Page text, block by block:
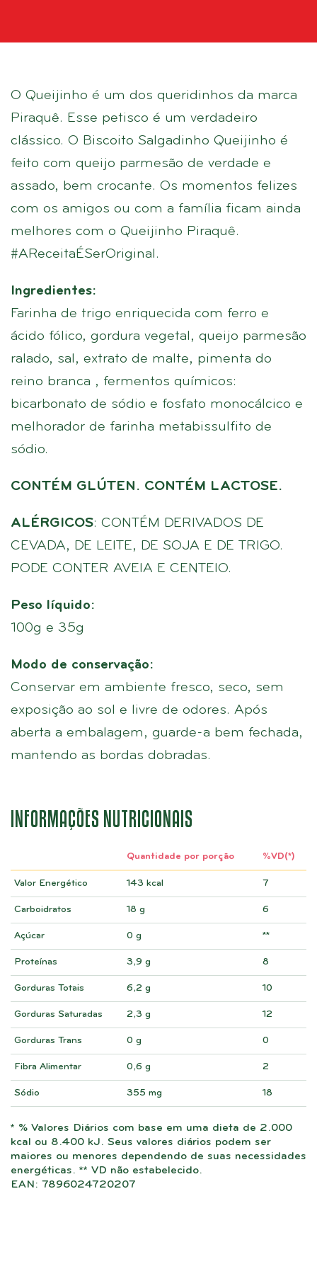
O Queijinho é um dos queridinhos da marca
Piraquê. Esse petisco é um verdadeiro
clássico. O Biscoito Salgadinho Queijinho é
feito com queijo parmesão de verdade e
assado, bem crocante. Os momentos felizes
com os amigos ou com a família ficam ainda
melhores com o Queijinho Piraquê.
#AReceitaÉSerOriginal.
Ingredientes:
Farinha de trigo enriquecida com ferro e
ácido fólico, gordura vegetal, queijo parmesão
ralado, sal, extrato de malte, pimenta do
reino branca , fermentos químicos:
bicarbonato de sódio e fosfato monocálcico e
melhorador de farinha metabissulfito de
sódio.
CONTÉM GLÚTEN. CONTÉM LACTOSE.
ALÉRGICOS: CONTÉM DERIVADOS DE
CEVADA, DE LEITE, DE SOJA E DE TRIGO.
PODE CONTER AVEIA E CENTEIO.
Peso líquido:
100g e 35g
Modo de conservação:
Conservar em ambiente fresco, seco, sem
exposição ao sol e livre de odores. Após
aberta a embalagem, guarde-a bem fechada,
mantendo as bordas dobradas.
INFORMAÇÕES NUTRICIONAIS
Quantidade por porção %VD(*)
Valor Energético 143 kcal 7
Carboidratos 18 g 6
Açúcar 0 g **
Proteínas 3,9 g 8
Gorduras Totais 6,2 g 10
Gorduras Saturadas 2,3 g 12
Gorduras Trans 0 g 0
Fibra Alimentar 0,6 g 2
Sódio 355 mg 18
* % Valores Diários com base em uma dieta de 2.000
kcal ou 8.400 kJ. Seus valores diários podem ser
maiores ou menores dependendo de suas necessidades
energéticas. ** VD não estabelecido.
EAN: 7896024720207